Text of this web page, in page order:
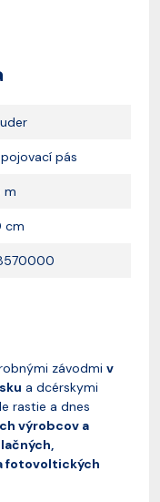
pás
m
cm
závodmi v
a dcérskymi
rastie a dnes
výrobcov a
fotovoltických